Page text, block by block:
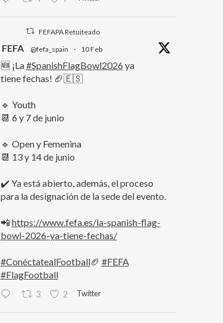
FEFAPA Retuiteado
FEFA @fefa_spain · 10 Feb
🆕 ¡La#SpanishFlagBowl2026 ya
tiene fechas! 🏈🇪🇸
🔹 Youth
📆 6 y 7 de junio
🔹 Open y Femenina
📆 13 y 14 de junio
✔️ Ya está abierto, además, el proceso
para la designación de la sede del evento.
📲 https://www.fefa.es/la-spanish-flag-
bowl-2026-ya-tiene-fechas/
#ConéctatealFootball🏈 #FEFA
#FlagFootball
3 2 Twitter